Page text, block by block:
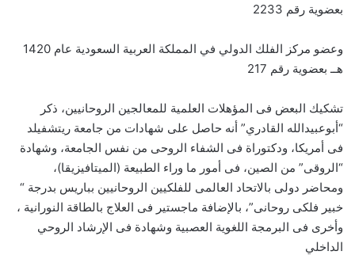
بعضوية رقم 2233
وعضو مركز الفلك الدولي في المملكة العربية السعودية عام 1420
هــ بعضوية رقم 217
تشكيك البعض فى المؤهلات العلمية للمعالجين الروحانيين، ذكر
“أبوعبيدالله القادري” أنه حاصل على شهادات من جامعة ريتشفيلد
فى أمريكا، ودكتوراة فى الشفاء الروحى من نفس الجامعة، وشهادة
“الروقى” من الصين، فى أمور ما وراء الطبيعة (الميتافيزيقا)،
ومحاضر دولى بالاتحاد العالمى للفلكيين الروحانيين بباريس بدرجة “
خبير فلكى روحانى”، بالإضافة ماجستير فى العلاج بالطاقة النورانية ،
وأخرى فى البرمجة اللغوية العصبية وشهادة فى الإرشاد الروحي
الداخلي